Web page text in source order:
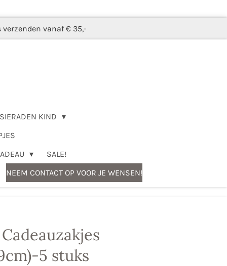
verzenden vanaf € 35,-
KIND
SALE!
NEEM CONTACT OP VOOR JE WENSEN!
5 stuks